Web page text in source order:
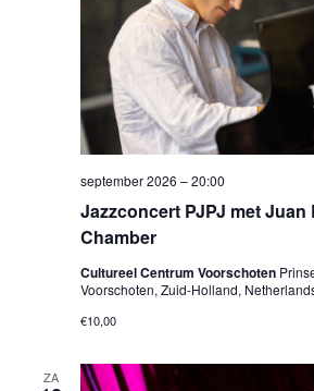
Jazzconcert PJPJ met Juan
Chamber
september 2026 – 20:00
Cultureel Centrum Voorschoten
Voorschoten, Zuid-Holland,
€10,00
ZA